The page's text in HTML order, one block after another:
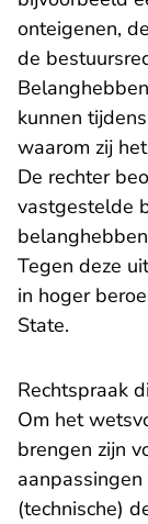
onteigenen,
de
kunnen
waarom zij
De rechter
vastgestelde
Tegen deze
in hoger
State.
Rechtspraak
Om het
brengen zijn
(technische)